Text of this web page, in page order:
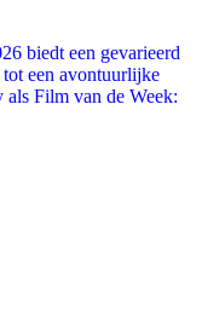
biedt een gevarieerd
tot een avontuurlijke
Film van de Week: